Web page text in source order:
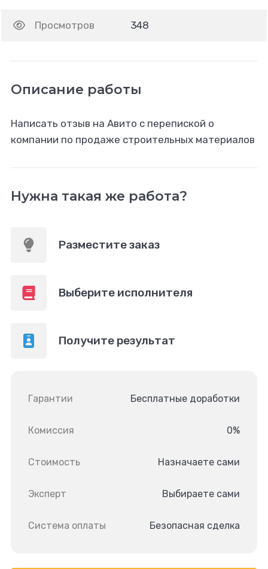
Просмотров 348
Описание работы
Написать отзыв на Авито с перепиской о
компании по продаже строительных материалов
Нужна такая же работа?
Разместите заказ
Выберите исполнителя
Получите результат
Гарантии Бесплатные доработки
Комиссия 0%
Стоимость Назначаете сами
Эксперт Выбираете сами
Система оплаты Безопасная сделка